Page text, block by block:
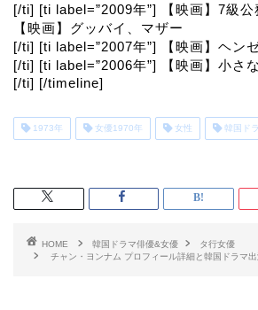
[/ti] [ti label=”2009年”] 【映画】7級公
【映画】グッバイ、マザー
[/ti] [ti label=”2007年”] 【映画】ヘン
[/ti] [ti label=”2006年”] 【映画】小さ
[/ti] [/timeline]
1973年 女優1970年 女性 韓国ド
HOME 韓国ドラマ俳優&女優
タ行女優
チャン・ヨンナム プロフィール詳細と韓国ドラマ